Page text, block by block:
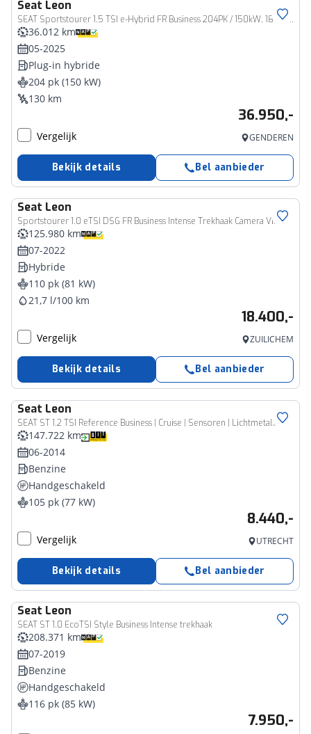
Seat Leon
SEAT Sportstourer 1.5 TSI e-Hybrid FR Business 204PK / 150kW, 18" 'Performance Machined' LMV, LED koplampverlichting, adaptieve cruise control (acc), multifunctioneel lederen stuurwiel, infotainmentsysteem met 12,9 inch touchscreen, keyless start, achteruitrijcamera (rear view), Apple Carplay / Android Auto, DAB+, parkeersensoren voor en achter (pdc), virtual cockpit etc.
36.012 km
05-2025
Plug-in hybride
204 pk (150 kW)
130 km
36.950,-
Vergelijk GENDEREN
Bekijk details Bel aanbieder
Seat Leon
Sportstourer 1.0 eTSI DSG FR Business Intense Trekhaak Camera Virtual Cockpit
125.980 km
07-2022
Hybride
110 pk (81 kW)
21,7 l/100 km
18.400,-
Vergelijk ZUILICHEM
Bekijk details Bel aanbieder
Seat Leon
SEAT ST 1.2 TSI Reference Business | Cruise | Sensoren | Lichtmetalen velgen |
147.722 km
06-2014
Benzine
Handgeschakeld
105 pk (77 kW)
8.440,-
Vergelijk UTRECHT
Bekijk details Bel aanbieder
Seat Leon
SEAT ST 1.0 EcoTSI Style Business Intense trekhaak
208.371 km
07-2019
Benzine
Handgeschakeld
116 pk (85 kW)
7.950,-